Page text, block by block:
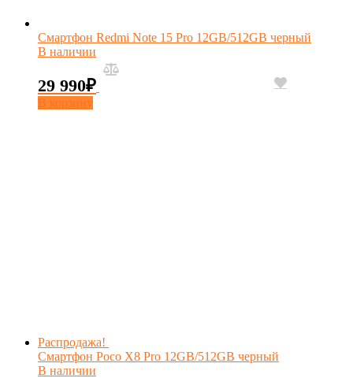
Смартфон Redmi Note 15 Pro 12GB/512GB черный
В наличии
29 990₽
Распродажа!
Смартфон Poco X8 Pro 12GB/512GB черный
В наличии